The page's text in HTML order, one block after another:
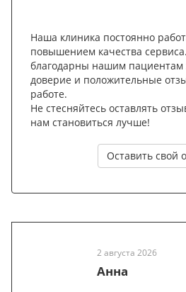
Наша клиника постоянно
повышением качества
благодарны нашим пациентам
доверие и положительные
работе.
Не стесняйтесь оставлять
нам становиться лучше!
Оставить свой
2 августа 2026
Анна